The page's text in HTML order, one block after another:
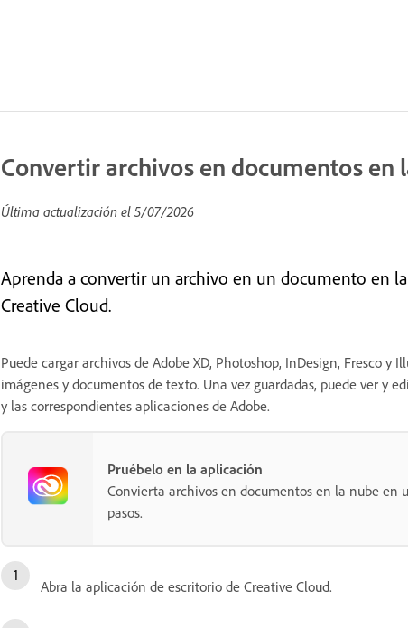
Convertir archivos en documentos en
Última actualización el 5/07/2026
Aprenda a convertir un archivo en un documento en
Creative Cloud.
Puede cargar archivos de Adobe XD, Photoshop, InDesign, Fresco
imágenes y documentos de texto. Una vez guardadas, puede ver y
y las correspondientes aplicaciones de Adobe.
Pruébelo en la aplicación
Convierta archivos en documentos en la nube en
pasos.
Abra la aplicación de escritorio de Creative Cloud.